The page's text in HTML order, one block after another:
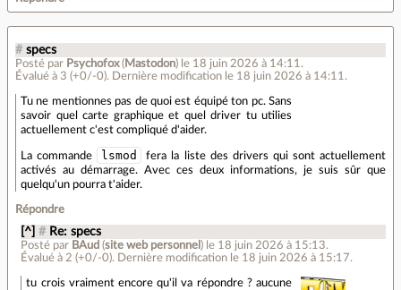
# specs
Posté par Psychofox( Mastodon) le 18 juin 2026 à 14:11 .
Évalué à 3 (+0/-0). Dernière modification le 18 juin 2026 à 14:11.
Tu ne mentionnes pas de quoi est équipé ton pc. Sans
savoir quel carte graphique et quel driver tu utilies
actuellement c'est compliqué d'aider.
La commande lsmod
fera la liste des drivers qui sont actuellement
activés au démarrage. Avec ces deux informations, je suis sûr que
quelqu'un pourra t'aider.
Répondre
[^] # Re: specs
Posté par BAud (site web personnel ) le 18 juin 2026 à 15:13.
Évalué à 2 (+0/-0). Dernière modification le 18 juin 2026 à 15:17.
tu crois vraiment encore qu'il va répondre ? aucune